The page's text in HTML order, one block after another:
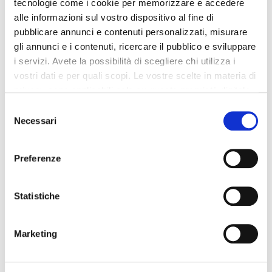
tecnologie come i cookie per memorizzare e accedere
alle informazioni sul vostro dispositivo al fine di
pubblicare annunci e contenuti personalizzati, misurare
gli annunci e i contenuti, ricercare il pubblico e sviluppare
i servizi. Avete la possibilità di scegliere chi utilizza i
vostri dati e per quali scopi. Le vostre scelte in materia di
modificare o revocare il proprio consenso in qualsiasi
momento dalla Dichiarazione sui cookie o facendo clic
raccogliere informazioni sulla tua posizione
geografica, con un'approssimazione di qualche
Identificare il tuo dispositivo, scansionandolo
delNecessari
Preferenze
Statistiche
Marketing
Dettagli del prodotto
Recensioni
Altri prodotti che potrebbero